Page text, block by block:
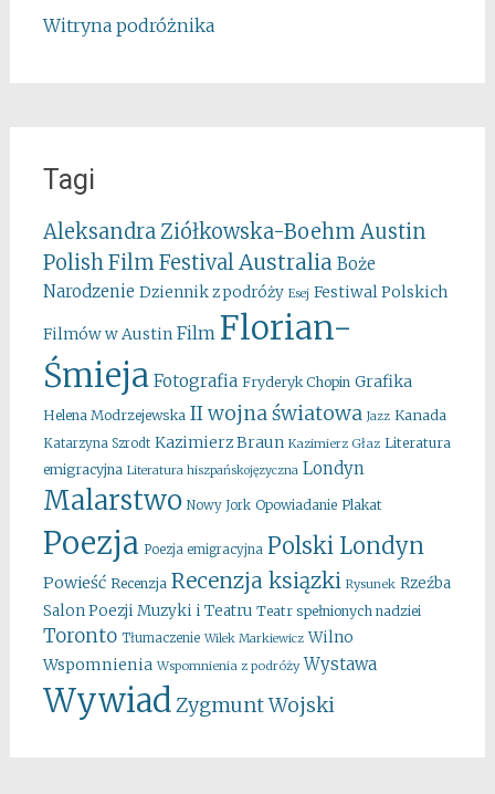
Witryna podróżnika
Tagi
Aleksandra Ziółkowska-Boehm Austin
Polish Film FestivalAustralia Boże
Narodzenie Dziennik z podróży Esej Festiwal Polskich
Filmów w Austin Film Florian-
Śmieja Fotografia Fryderyk Chopin Grafika
Helena Modrzejewska II wojna światowa Jazz Kanada
Katarzyna Szrodt Kazimierz Braun Kazimierz Głaz Literatura
emigracyjna Literatura hiszpańskojęzyczna Londyn
Malarstwo Nowy Jork Opowiadanie Plakat
Poezja Poezja emigracyjna Polski Londyn
Powieść Recenzja Recenzja ksiązki Rysunek Rzeźba
Salon Poezji Muzyki i Teatru Teatr spełnionych nadziei
Toronto Tłumaczenie Wilek Markiewicz Wilno
Wspomnienia Wspomnienia z podróży Wystawa
WywiadZygmunt Wojski